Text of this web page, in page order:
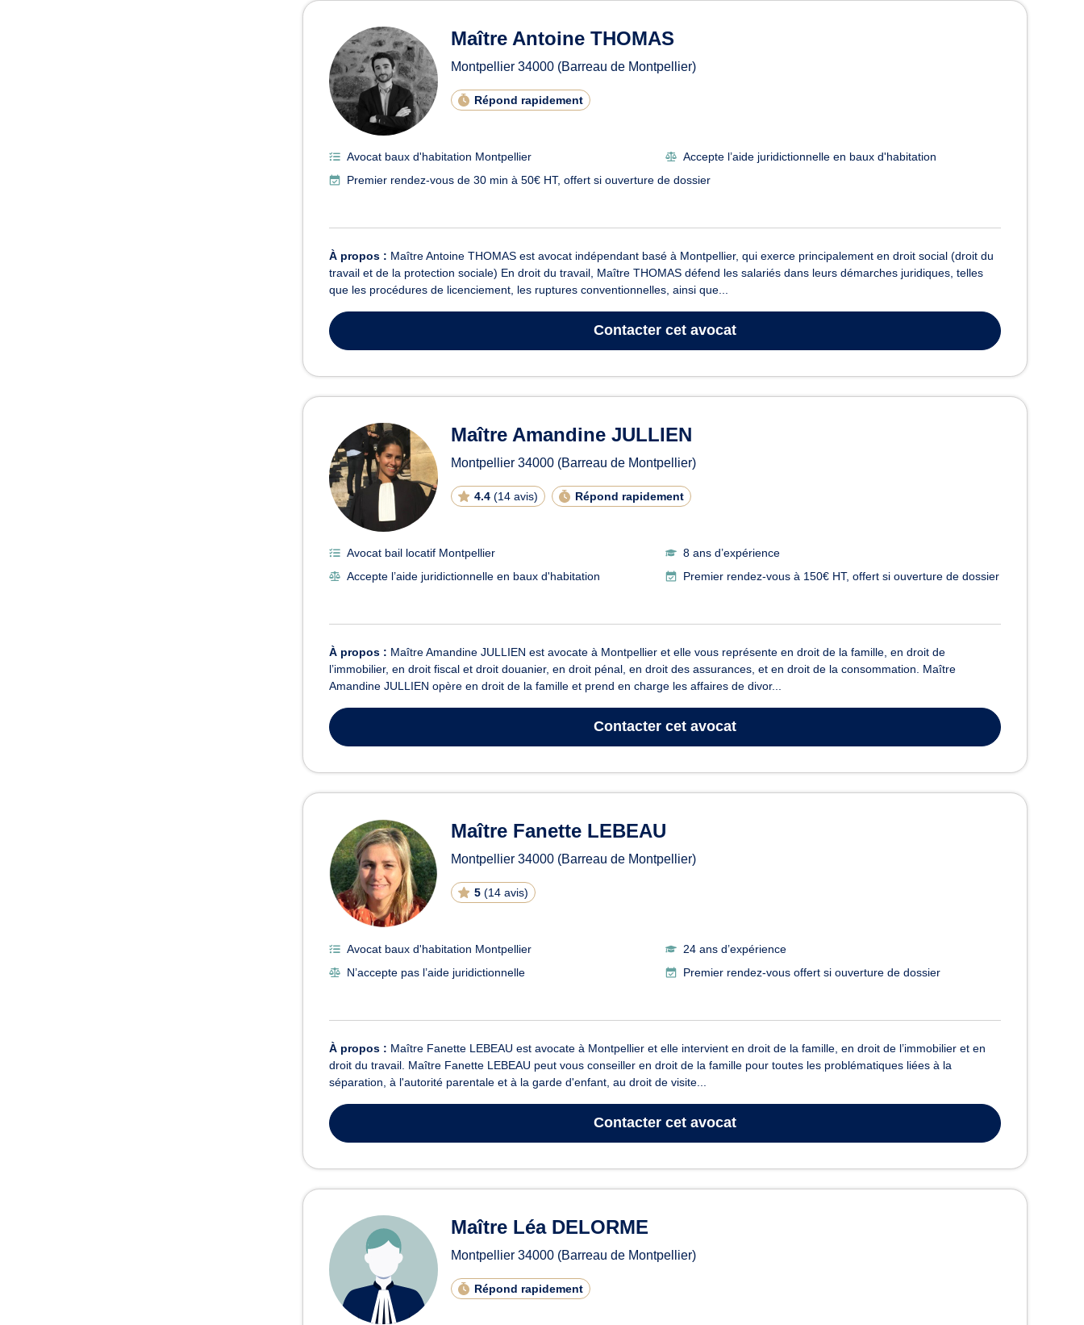
Maître Antoine THOMAS
Montpellier 34000 (Barreau de Montpellier)
Répond rapidement
Avocat baux d'habitation Montpellier
Accepte l’aide juridictionnelle en baux d'habitation
Premier rendez-vous de 30 min à 50€ HT, offert si ouverture de dossier
À propos : Maître Antoine THOMAS est avocat indépendant basé à Montpellier, qui exerce principalement en droit social (droit du
travail et de la protection sociale) En droit du travail, Maître THOMAS défend les salariés dans leurs démarches juridiques, telles
que les procédures de licenciement, les ruptures conventionnelles, ainsi que...
Contacter cet avocat
Maître Amandine JULLIEN
Montpellier 34000 (Barreau de Montpellier)
4.4 (14 avis) Répond rapidement
Avocat bail locatif Montpellier
8 ans d’expérience
Accepte l’aide juridictionnelle en baux d'habitation
Premier rendez-vous à 150€ HT, offert si ouverture de dossier
À propos : Maître Amandine JULLIEN est avocate à Montpellier et elle vous représente en droit de la famille, en droit de
l’immobilier, en droit fiscal et droit douanier, en droit pénal, en droit des assurances, et en droit de la consommation. Maître
Amandine JULLIEN opère en droit de la famille et prend en charge les affaires de divor...
Contacter cet avocat
Maître Fanette LEBEAU
Montpellier 34000 (Barreau de Montpellier)
5 (14 avis)
Avocat baux d'habitation Montpellier
24 ans d’expérience
N’accepte pas l’aide juridictionnelle
Premier rendez-vous offert si ouverture de dossier
À propos : Maître Fanette LEBEAU est avocate à Montpellier et elle intervient en droit de la famille, en droit de l’immobilier et en
droit du travail. Maître Fanette LEBEAU peut vous conseiller en droit de la famille pour toutes les problématiques liées à la
séparation, à l'autorité parentale et à la garde d'enfant, au droit de visite...
Contacter cet avocat
Maître Léa DELORME
Montpellier 34000 (Barreau de Montpellier)
Répond rapidement